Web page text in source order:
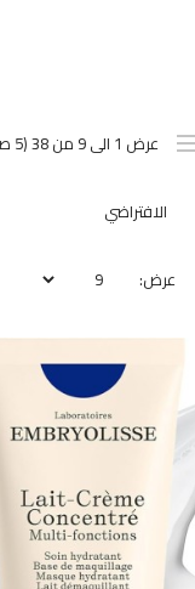
عرض 1 الى 9 من 38 (5 صفحات)
عرض: